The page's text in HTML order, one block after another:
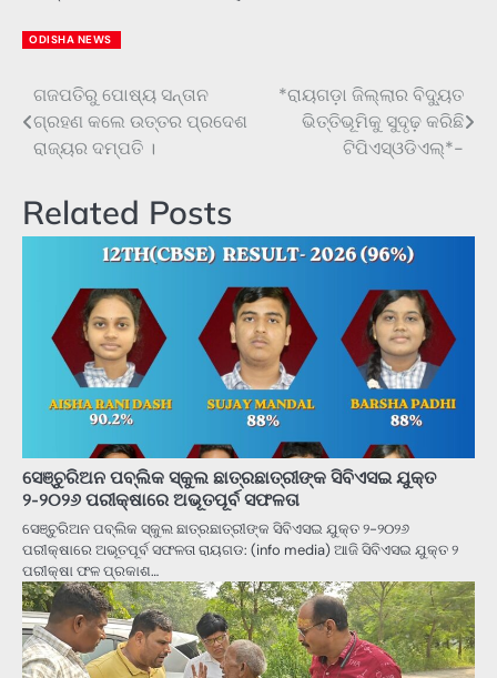
ODISHA NEWS
Post
navigation
ଗଜପତିରୁ ପୋଷ୍ୟ ସନ୍ତାନ
ଗ୍ରହଣ କଲେ ଉତ୍ତର ପ୍ରଦେଶ
ରାଜ୍ୟର ଦମ୍ପତି ।
*ରାୟଗଡ଼ା ଜିଲ୍ଲାର ବିଦ୍ୟୁତ
ଭିତ୍ତିଭୂମିକୁ ସୁଦୃଢ଼ କରିଛି
ଟିପିଏସ୍ଓଡିଏଲ୍*-
Related Posts
ସେଞ୍ଚୁରିଅନ ପବ୍ଲିକ ସ୍କୁଲ ଛାତ୍ରଛାତ୍ରୀଙ୍କ ସିବିଏସଇ ଯୁକ୍ତ
୨-୨୦୨୬ ପରୀକ୍ଷାରେ ଅଭୂତପୂର୍ବ ସଫଳତା
ସେଞ୍ଚୁରିଅନ ପବ୍ଲିକ ସ୍କୁଲ ଛାତ୍ରଛାତ୍ରୀଙ୍କ ସିବିଏସଇ ଯୁକ୍ତ ୨-୨୦୨୬
ପରୀକ୍ଷାରେ ଅଭୂତପୂର୍ବ ସଫଳତା ରାୟଗଡ: (info media) ଆଜି ସିବିଏସଇ ଯୁକ୍ତ ୨
ପରୀକ୍ଷା ଫଳ ପ୍ରକାଶ…